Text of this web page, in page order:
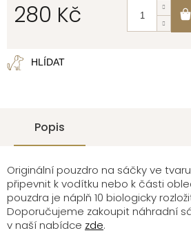
280 Kč
HLÍDAT
Popis
Originální pouzdro na sáčky ve
připevnit k vodítku nebo k části
pouzdra je náplň 10 biologicky
Doporučujeme zakoupit náhradní
v naší nabídce zde.